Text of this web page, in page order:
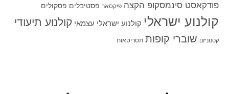
פודקאסט סינמסקופ הקצה פיקסאר פסטיבלים פסקולים
קולנוע ישראלי קולנוע ישראלי עצמאי קולנוע תיעודי
קטנוניזם שוברי קופות תסריטאות